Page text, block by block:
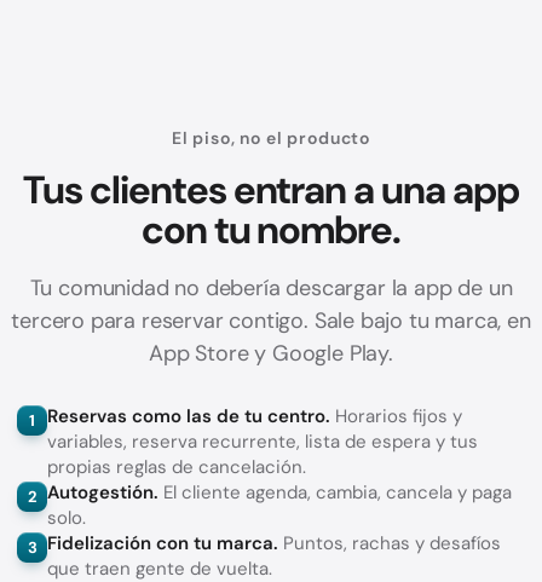
El piso, no el producto
Tus clientes entran a una app
con tu nombre.
Tu comunidad no debería descargar la app de un
tercero para reservar contigo. Sale bajo tu marca, en
App Store y Google Play.
1 Reservas como las de tu centro. Horarios fijos y
variables, reserva recurrente, lista de espera y tus
propias reglas de cancelación.
2 Autogestión. El cliente agenda, cambia, cancela y paga
solo.
3 Fidelización con tu marca. Puntos, rachas y desafíos
que traen gente de vuelta.